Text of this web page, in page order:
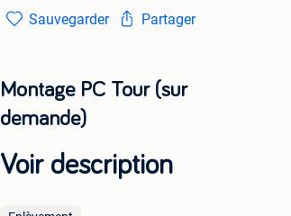
Sauvegarder Partager
Montage PC Tour (sur
demande)
Voir description